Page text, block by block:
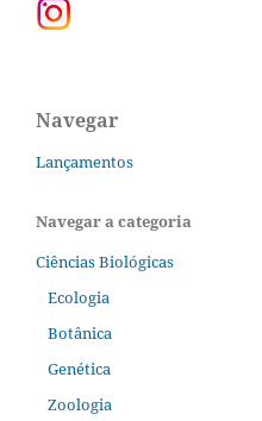
Navegar
Lançamentos
Navegar a categoria
Ciências Biológicas
Ecologia
Botânica
Genética
Zoologia